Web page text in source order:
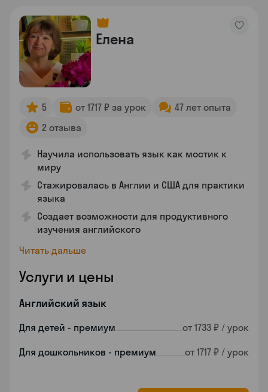
Елена
5 от 1717 ₽ за урок
47 лет опыта
2 отзыва
Научила использовать язык как мостик к
миру
Стажировалась в Англии и США для практики
языка
Создает возможности для продуктивного
изучения английского
Читать дальше
Услуги и цены
Английский язык
Для детей - премиум от 1733 ₽ / урок
Для дошкольников - премиум от 1717 ₽ / урок